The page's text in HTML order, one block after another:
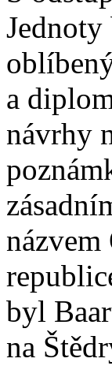
a
návrhy
byl
na